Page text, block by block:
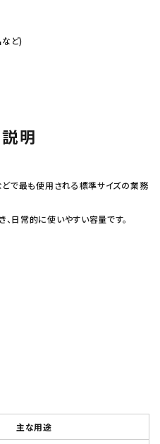
ど)
明
で最も使用される標準サイズの業務
日常的に使いやすい容量です。
主な用途